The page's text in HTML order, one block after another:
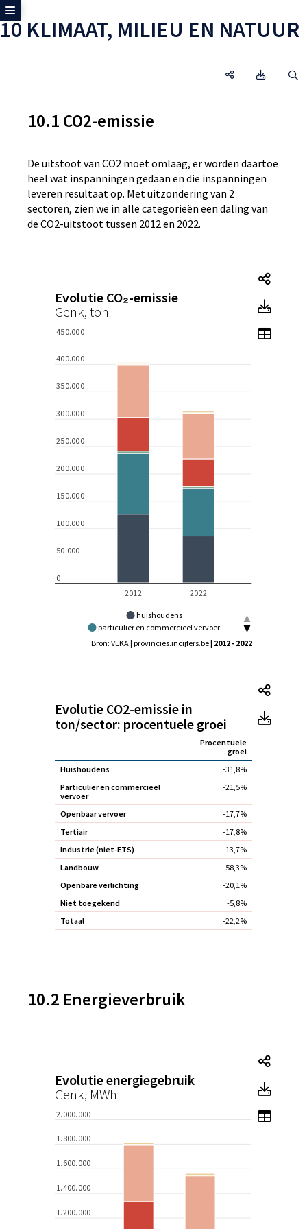
10 KLIMAAT, MILIEU EN NATUUR
10 KLIMAAT,
Toon zijmenu
10.1 CO2-emissie
De uitstoot van CO2 moet omlaag, er worden daartoe
heel wat inspanningen gedaan en die inspanningen
leveren resultaat op. Met uitzondering van 2
sectoren, zien we in alle categorieën een daling van
de CO2-uitstoot tussen 2012 en 2022.
Evolutie CO₂-emissie
Genk, ton
huishoudens
particulier en commercieel vervoer
openbaar vervoer
tertiair
Bron: VEKA | provincies.incijfers.be| 2012 - 2022
Toon
Evolutie CO2-emissie in
ton/sector: procentuele groei
Procentuele
groei
Huishoudens
-31,8%
Particulier en commercieel
vervoer
-21,5%
Openbaar vervoer
-17,7%
Tertiair
-17,8%
Industrie (niet-ETS)
-13,7%
Landbouw
-58,3%
Openbare verlichting
-20,1%
Niet toegekend
-5,8%
Totaal
-22,2%
10.2 Energieverbruik
Evolutie energiegebruik
Genk, MWh
Toon